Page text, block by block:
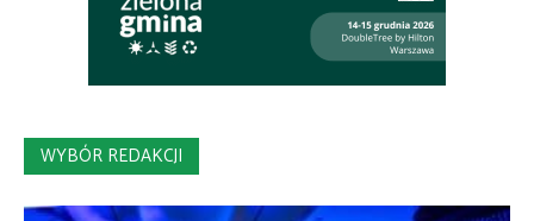
WYBÓR REDAKCJI